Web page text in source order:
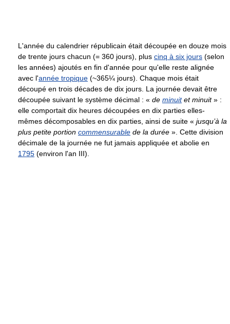
L'année du calendrier républicain était découpée en douze mois
de trente jours chacun (= 360 jours), plus cinq à six jours (selon
les années) ajoutés en fin d'année pour qu'elle reste alignée
avec l'année tropique (~365¼ jours). Chaque mois était
découpé en trois décades de dix jours. La journée devait être
découpée suivant le système décimal : « de minuitet minuit» :
elle comportait dix heures découpées en dix parties elles-
mêmes décomposables en dix parties, ainsi de suite « jusqu’à la
plus petite portion commensurable de la durée ». Cette division
décimale de la journée ne fut jamais appliquée et abolie en
1795 (environ l'an III).